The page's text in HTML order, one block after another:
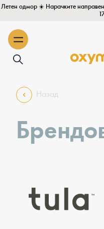
Летен одмор ☀️ Нарачките
Назад